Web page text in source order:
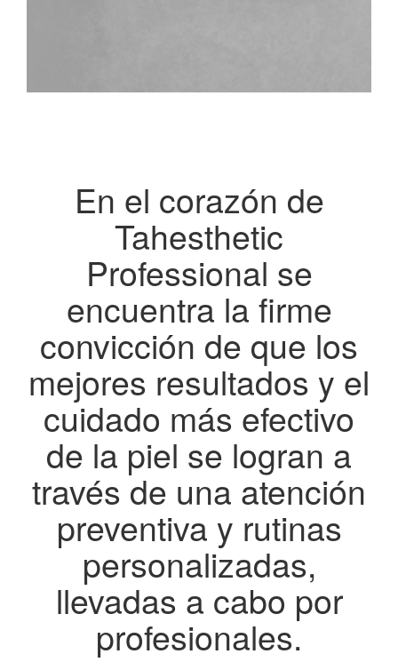
En el corazón de
Tahesthetic
Professional se
encuentra la firme
convicción de que los
mejores resultados y el
cuidado más efectivo
de la piel se logran a
través de una atención
preventiva y rutinas
personalizadas,
llevadas a cabo por
profesionales.